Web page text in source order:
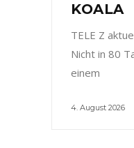
KOALA
TELE Z
Nicht in 80
einem
4. August 2026